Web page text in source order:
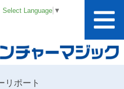
Select Language ▼
リポート